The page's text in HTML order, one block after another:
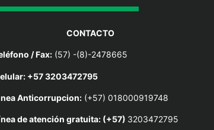
CONTACTO
/ Fax: (57) -(8)-2478665
+57 3203472795
Anticorrupcion: (+57) 018000919748
de atención gratuita: (+57) 3203472795